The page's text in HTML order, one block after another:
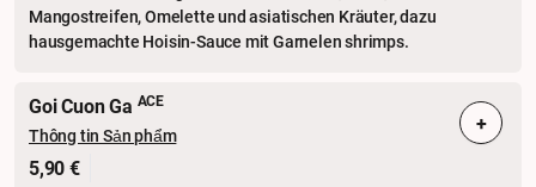
Mangostreifen, Omelette und asiatischen Kräuter, dazu
hausgemachte Hoisin-Sauce mit Garnelen shrimps.
Goi Cuon Ga ACE
Thông tin Sản phẩm
5,90 €
+